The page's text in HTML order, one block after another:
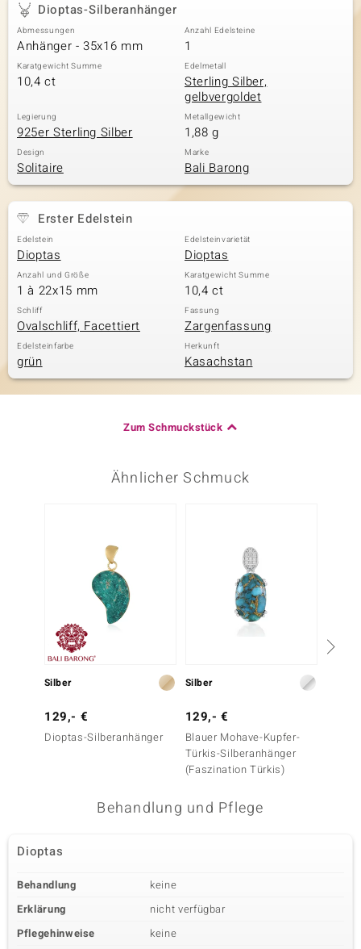
Dioptas-Silberanhänger
Abmessungen
Anhänger - 35x16 mm
Anzahl Edelsteine
1
Karatgewicht Summe
10,4 ct
Edelmetall
Sterling Silber,
gelbvergoldet
Legierung
925er Sterling Silber
Metallgewicht
1,88 g
Design
Solitaire
Marke
Bali Barong
Erster Edelstein
Edelstein
Dioptas
Edelsteinvarietät
Dioptas
Anzahl und Größe
1 à 22x15 mm
Karatgewicht Summe
10,4 ct
Schliff
Ovalschliff, Facettiert
Fassung
Zargenfassung
Edelsteinfarbe
grün
Herkunft
Kasachstan
Zum Schmuckstück
Ähnlicher Schmuck
Silber
129,- €
Dioptas-Silberanhänger
Silber
129,- €
Blauer Mohave-Kupfer-
Türkis-Silberanhänger
(Faszination Türkis)
Behandlung und Pflege
Dioptas
Behandlung
keine
Erklärung
nicht verfügbar
Pflegehinweise
keine